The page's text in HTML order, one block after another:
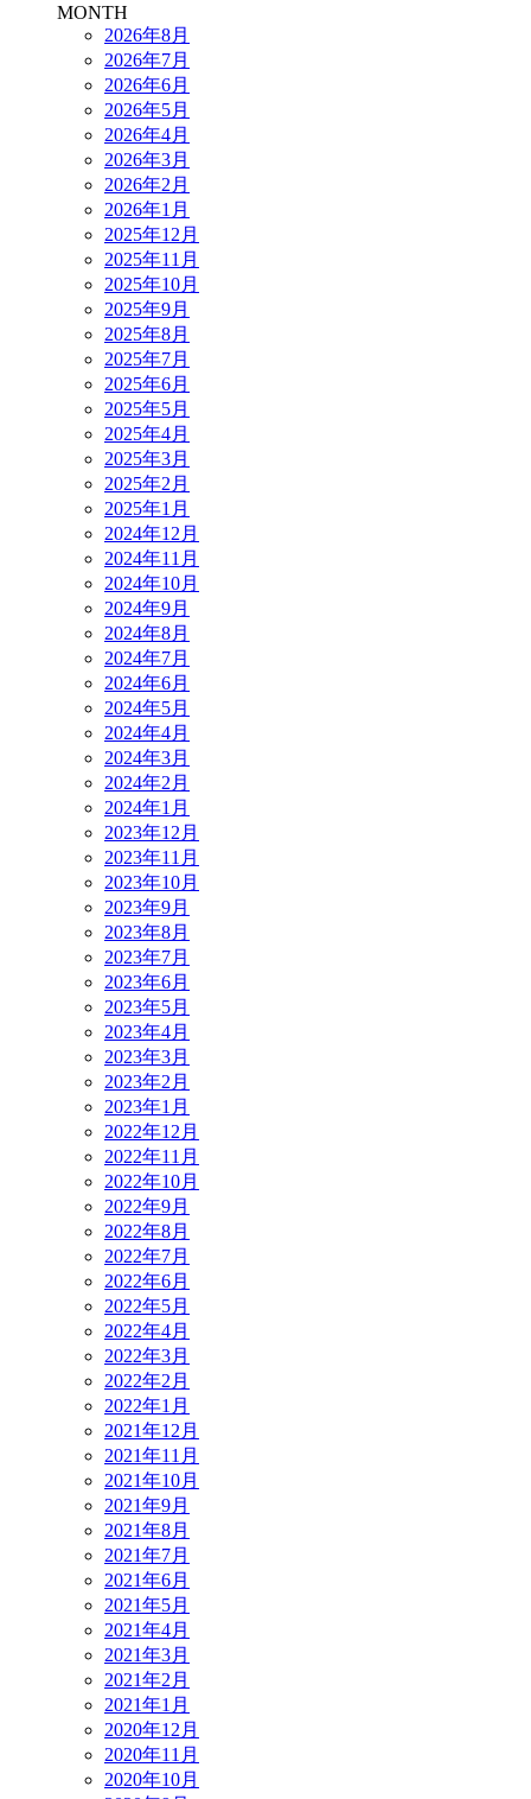
MONTH
2026年8月
2026年7月
2026年6月
2026年5月
2026年4月
2026年3月
2026年2月
2026年1月
2025年12月
2025年11月
2025年10月
2025年9月
2025年8月
2025年7月
2025年6月
2025年5月
2025年4月
2025年3月
2025年2月
2025年1月
2024年12月
2024年11月
2024年10月
2024年9月
2024年8月
2024年7月
2024年6月
2024年5月
2024年4月
2024年3月
2024年2月
2024年1月
2023年12月
2023年11月
2023年10月
2023年9月
2023年8月
2023年7月
2023年6月
2023年5月
2023年4月
2023年3月
2023年2月
2023年1月
2022年12月
2022年11月
2022年10月
2022年9月
2022年8月
2022年7月
2022年6月
2022年5月
2022年4月
2022年3月
2022年2月
2022年1月
2021年12月
2021年11月
2021年10月
2021年9月
2021年8月
2021年7月
2021年6月
2021年5月
2021年4月
2021年3月
2021年2月
2021年1月
2020年12月
2020年11月
2020年10月